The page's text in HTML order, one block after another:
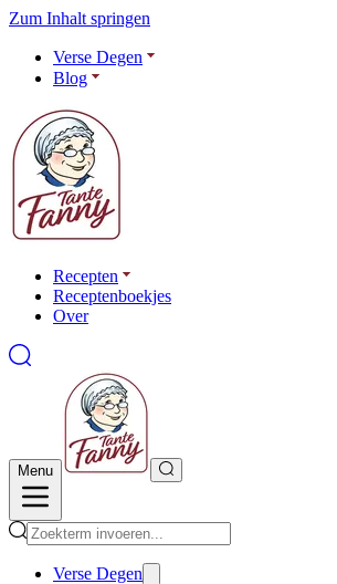
Zum Inhalt springen
Verse Degen
Blog
Recepten
Receptenboekjes
Over
Menu
Verse Degen